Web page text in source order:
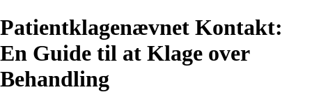
Patientklagenævnet Kontakt:
En Guide til at Klage over
Behandling